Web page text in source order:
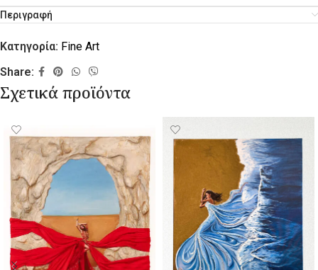
Περιγραφή
Κατηγορία: Fine Art
Share:
Σχετικά προϊόντα